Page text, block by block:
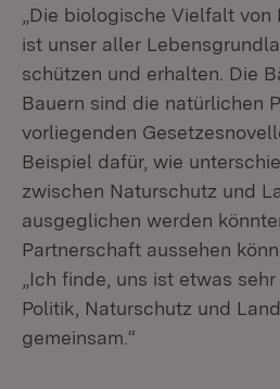
„Die biologische Vielfalt von
ist unser aller
schützen und erhalten. Die
Bauern sind die natürlichen
vorliegenden
Beispiel dafür, wie
zwischen Naturschutz und
ausgeglichen werden
Partnerschaft aussehen
„Ich finde, uns ist etwas
Politik, Naturschutz und
gemeinsam.“